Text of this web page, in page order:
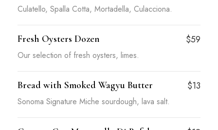
Culatello, Spalla Cotta, Mortadella, Culacciona.
Fresh Oysters Dozen $59
Our selection of fresh oysters, limes.
Bread with Smoked Wagyu Butter $13
Sonoma Signature Miche sourdough, lava salt.